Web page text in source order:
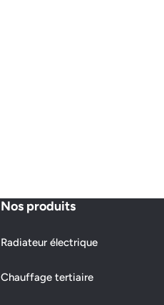
Nos produits
Radiateur électrique
Chauffage tertiaire